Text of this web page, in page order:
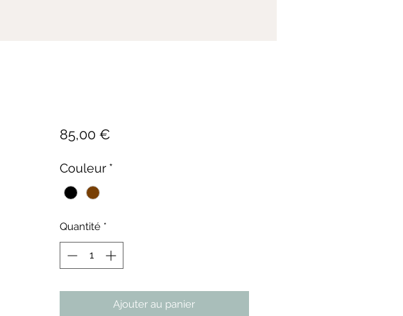
85,00 €Prix
Couleur *
Quantité *
Ajouter au panier